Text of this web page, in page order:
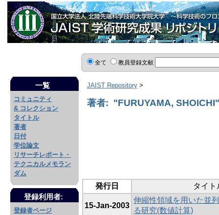
全て 教員登録文献
一覧
コミュニティ
& コレクション
タイトル
著者
日付
学位論文
リサーチレポート・
テクニカルメモラン
ダム
登録利用者:
登録者ページ
JAIST Repository >
著者: "FURUYAMA, SHOICHI"
発行日 タイト
15-Jan-2003
伸縮性領域を用いた並
る研究(数値計算)